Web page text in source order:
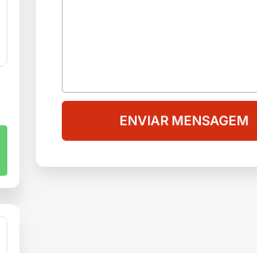
ENVIAR MENSAGEM